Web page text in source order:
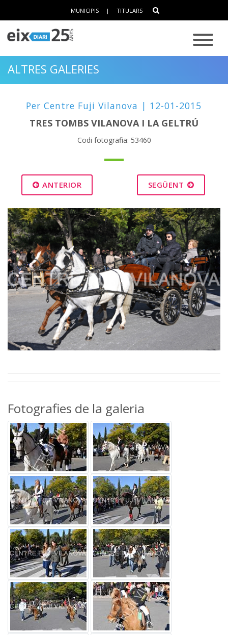
MUNICIPIS | TITULARS
ALTRES GALERIES
Per Centre Fuji Vilanova | 12-01-2015
TRES TOMBS VILANOVA I LA GELTRÚ
Codi fotografia: 53460
ANTERIOR SEGÜENT
Fotografies de la galeria